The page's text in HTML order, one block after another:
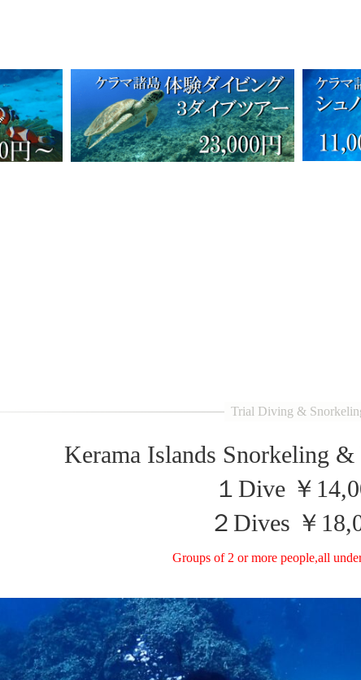
Kerama Islands Snorkeling
１Dive ￥
２Dives ￥
Groups of 2 or more people,all